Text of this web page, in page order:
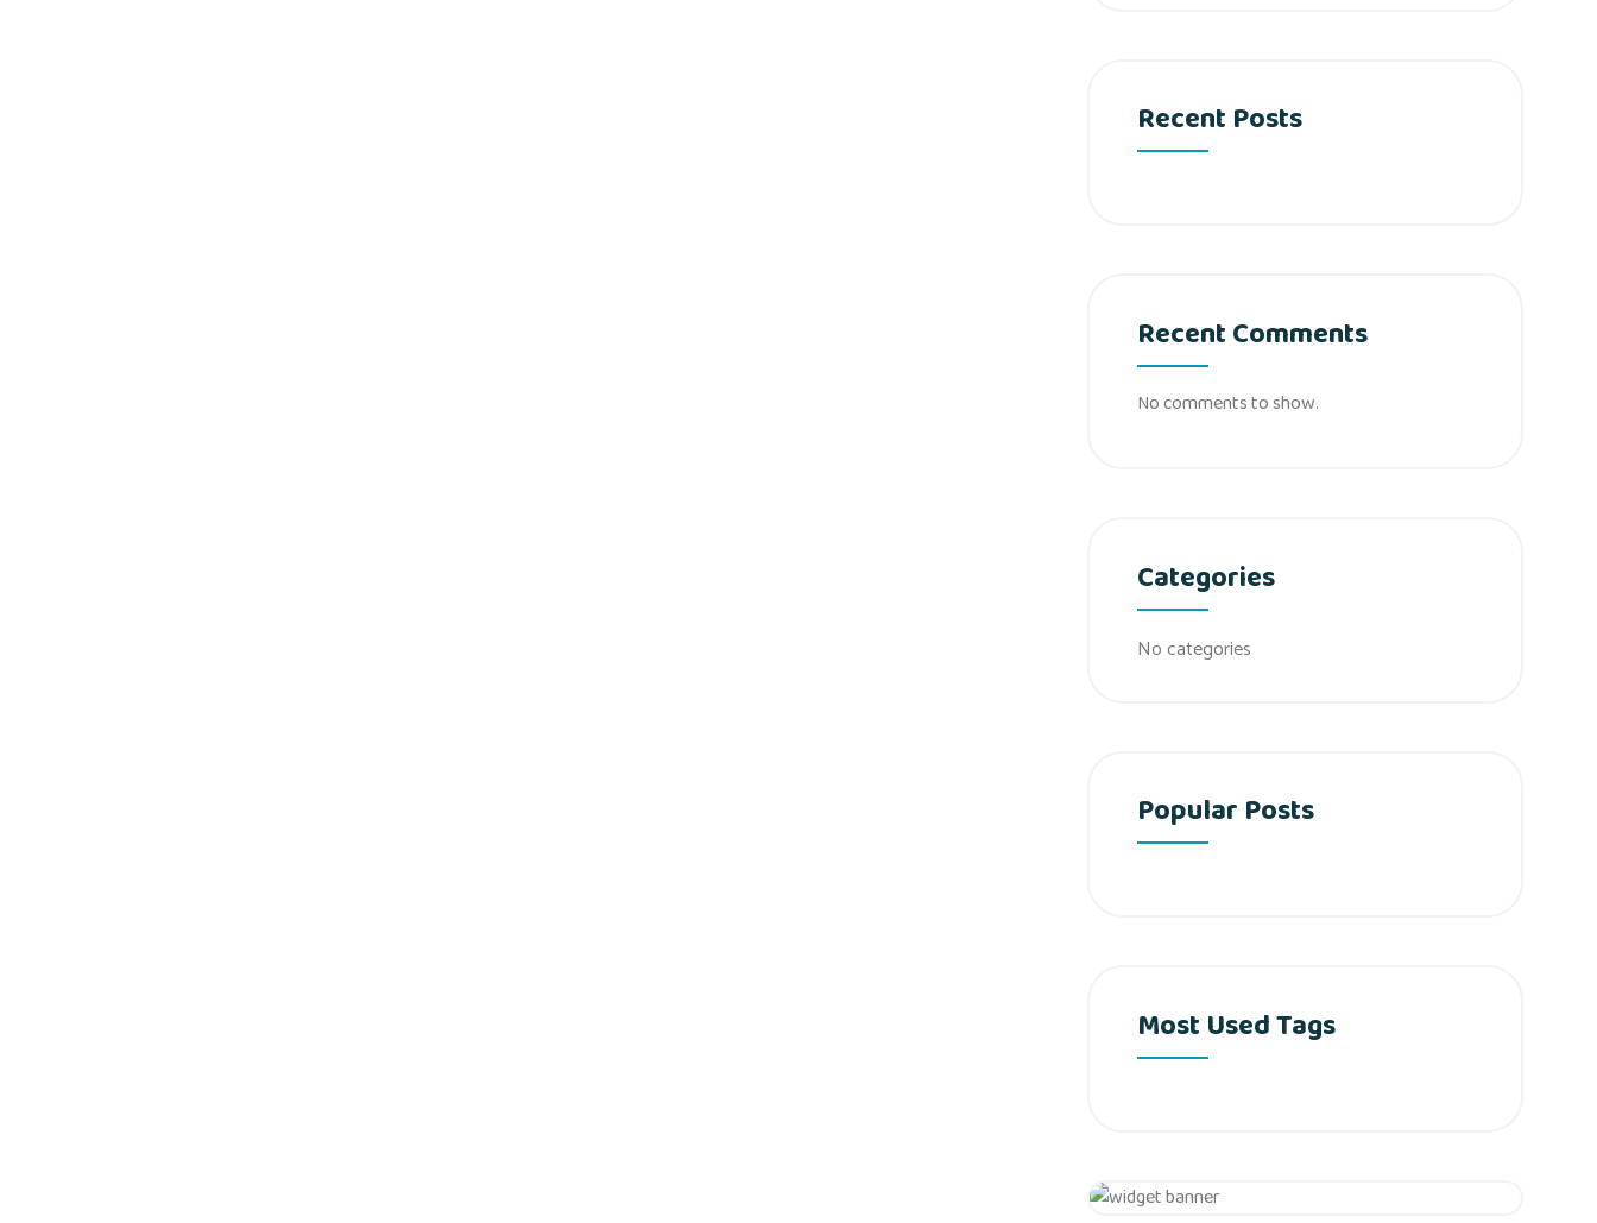
Recent Posts
Recent Comments
No comments to show.
Categories
No categories
Popular Posts
Most Used Tags